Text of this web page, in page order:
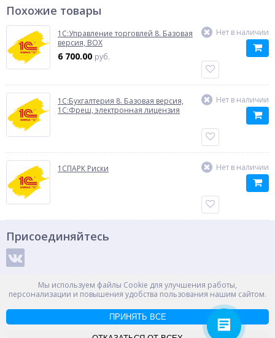
Похожие товары
1C:Управление торговлей 8. Базовая
версия, BOX
6 700.00 руб.
Нет в наличии
1C:Бухгалтерия 8. Базовая версия,
1C:Фреш, электронная лицензия
Нет в наличии
1СПАРК Риски Нет в наличии
Мы используем файлы Cookie для улучшения работы,
персонализации и повышения удобства пользования нашим сайтом.
ПРИНЯТЬ ВСЕ
Присоединяйтесь
Способы оплаты